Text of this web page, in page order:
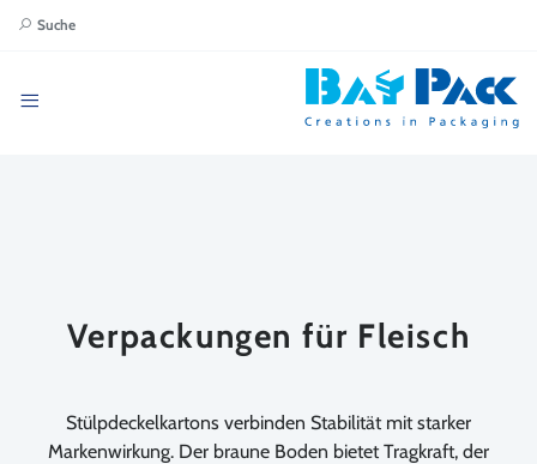
Suche
Verpackungen für Fleisch
Stülpdeckelkartons verbinden Stabilität mit starker
Markenwirkung. Der braune Boden bietet Tragkraft, der